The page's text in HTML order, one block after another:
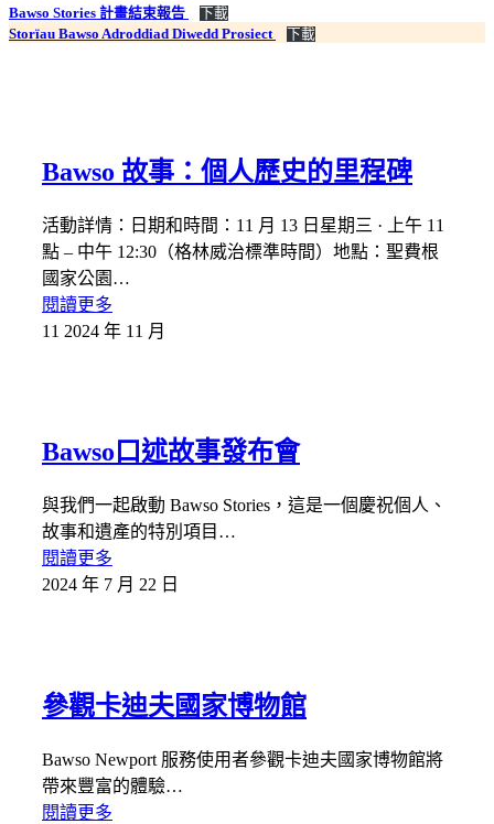
Bawso Stories 計畫結束報告
下載
Storïau Bawso Adroddiad Diwedd Prosiect
下載
Bawso 故事：個人歷史的里程碑
活動詳情：日期和時間：11 月 13 日星期三 · 上午 11
點 – 中午 12:30（格林威治標準時間）地點：聖費根
國家公園…
閱讀更多
11 2024 年 11 月
Bawso口述故事發布會
與我們一起啟動 Bawso Stories，這是一個慶祝個人、
故事和遺產的特別項目…
閱讀更多
2024 年 7 月 22 日
參觀卡迪夫國家博物館
Bawso Newport 服務使用者參觀卡迪夫國家博物館將
帶來豐富的體驗…
閱讀更多